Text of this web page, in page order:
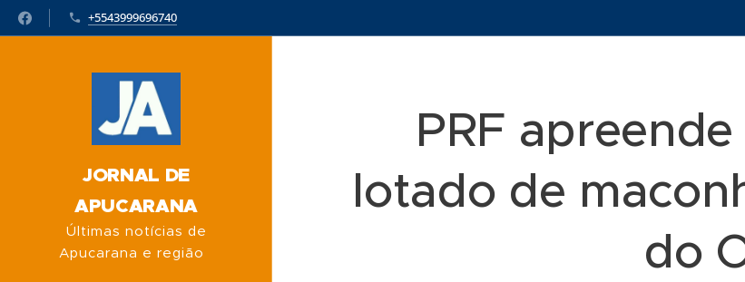
+5543999696740
JORNAL DE
APUCARANA
Últimas notícias de
Apucarana e região
PRF
lotado de
do